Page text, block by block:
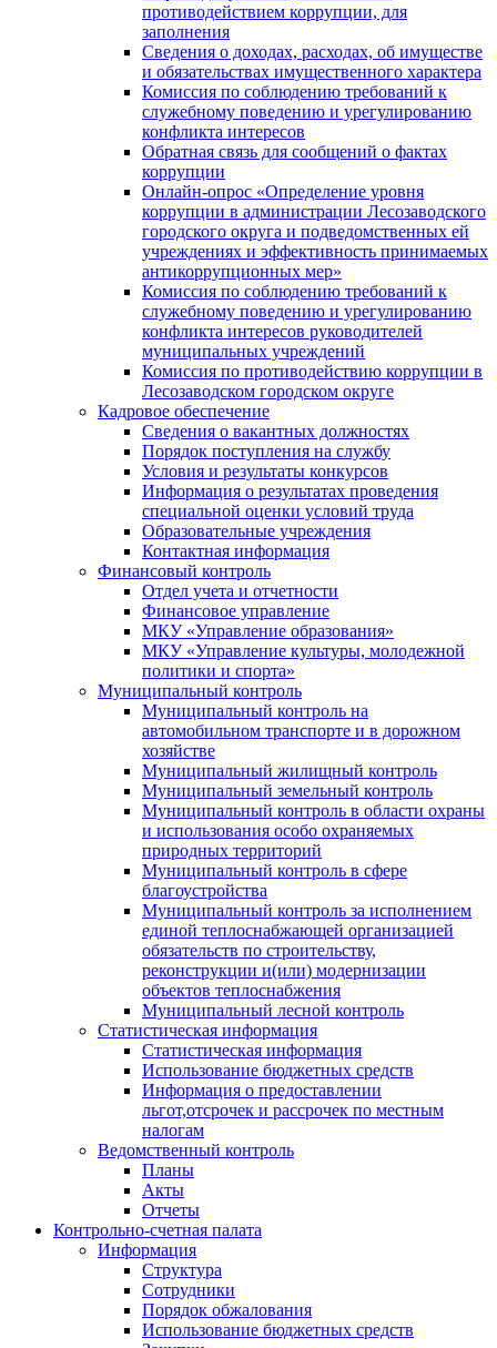
противодействием коррупции, для
заполнения
Сведения о доходах, расходах, об имуществе
и обязательствах имущественного характера
Комиссия по соблюдению требований к
служебному поведению и урегулированию
конфликта интересов
Обратная связь для сообщений о фактах
коррупции
Онлайн-опрос «Определение уровня
коррупции в администрации Лесозаводского
городского округа и подведомственных ей
учреждениях и эффективность принимаемых
антикоррупционных мер»
Комиссия по соблюдению требований к
служебному поведению и урегулированию
конфликта интересов руководителей
муниципальных учреждений
Комиссия по противодействию коррупции в
Лесозаводском городском округе
Кадровое обеспечение
Сведения о вакантных должностях
Порядок поступления на службу
Условия и результаты конкурсов
Информация о результатах проведения
специальной оценки условий труда
Образовательные учреждения
Контактная информация
Финансовый контроль
Отдел учета и отчетности
Финансовое управление
МКУ «Управление образования»
МКУ «Управление культуры, молодежной
политики и спорта»
Муниципальный контроль
Муниципальный контроль на
автомобильном транспорте и в дорожном
хозяйстве
Муниципальный жилищный контроль
Муниципальный земельный контроль
Муниципальный контроль в области охраны
и использования особо охраняемых
природных территорий
Муниципальный контроль в сфере
благоустройства
Муниципальный контроль за исполнением
единой теплоснабжающей организацией
обязательств по строительству,
реконструкции и(или) модернизации
объектов теплоснабжения
Муниципальный лесной контроль
Статистическая информация
Статистическая информация
Использование бюджетных средств
Информация о предоставлении
льгот,отсрочек и рассрочек по местным
налогам
Ведомственный контроль
Планы
Акты
Отчеты
Контрольно-счетная палата
Информация
Структура
Сотрудники
Порядок обжалования
Использование бюджетных средств